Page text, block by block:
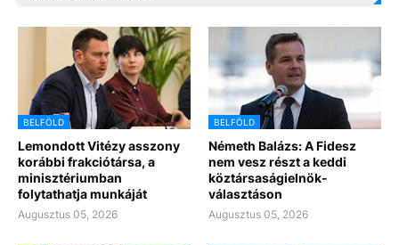
BELFÖLD
Lemondott Vitézy asszony
korábbi frakciótársa, a
minisztériumban
folytathatja munkáját
Augusztus 05, 2026
BELFÖLD
Németh Balázs: A Fidesz
nem vesz részt a keddi
köztársaságielnök-
választáson
Augusztus 05, 2026